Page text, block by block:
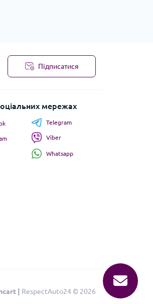
Підписатися
мережах
Telegram
Viber
Whatsapp
| RespectAuto24 © 2026